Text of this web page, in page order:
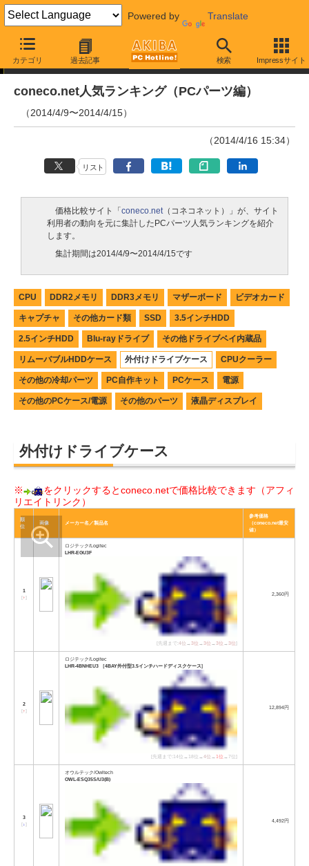
Powered by Translate
カテゴリ 過去記事 検索 Impressサイト
ランキング
coneco.net人気ランキング（PCパーツ編）
（2014/4/9〜2014/4/15）
（2014/4/16 15:34）
リスト
価格比較サイト「 coneco.net（コネコネット）」が、サイト
利用者の動向を元に集計したPCパーツ人気ランキングを紹介
します。
集計期間は2014/4/9〜2014/4/15です
CPU DDR2メモリ DDR3メモリ マザーボード ビデオカード
キャプチャ その他カード類 SSD 3.5インチHDD
2.5インチHDD Blu-rayドライブ その他ドライブベイ内蔵品
リムーバブルHDDケース 外付けドライブケース CPUクーラー
その他の冷却パーツ PC自作キット PCケース 電源
その他のPCケース/電源 その他のパーツ 液晶ディスプレイ
外付けドライブケース
※
をクリックするとconeco.netで価格比較できます（アフィ
リエイトリンク）
順
位
画像 メーカー名／製品名
参考価格
（coneco.net最安
値）
1
[↑]
ロジテック/Logitec
LHR-EGU3F
[先週まで:4位 →3位 →3位 →3位 →3位]
2,360円
2
[↑]
ロジテック/Logitec
LHR-4BNHEU3 ［4BAY外付型3.5インチハードディスクケース］
[先週まで:14位→18位→4位 →1位 →7位]
12,894円
3
[↓]
オウルテック/Owltech
OWL-ESQ35S/U3(B)
4,492円